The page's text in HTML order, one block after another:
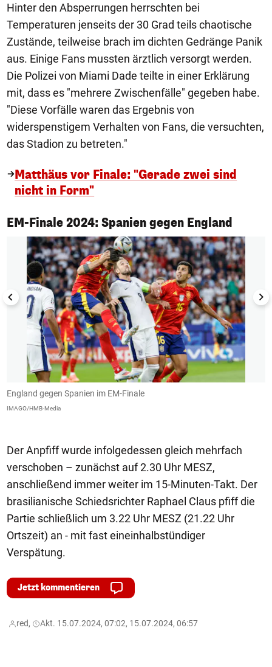
Hinter den Absperrungen herrschten bei
Temperaturen jenseits der 30 Grad teils chaotische
Zustände, teilweise brach im dichten Gedränge Panik
aus. Einige Fans mussten ärztlich versorgt werden.
Die Polizei von Miami Dade teilte in einer Erklärung
mit, dass es "mehrere Zwischenfälle" gegeben habe.
"Diese Vorfälle waren das Ergebnis von
widerspenstigem Verhalten von Fans, die versuchten,
das Stadion zu betreten."
Matthäus vor Finale: "Gerade zwei sind
nicht in Form"
EM-Finale 2024: Spanien gegen England
1/9
England gegen Spanien im EM-Finale
IMAGO/HMB-Media
Der Anpfiff wurde infolgedessen gleich mehrfach
verschoben – zunächst auf 2.30 Uhr MESZ,
anschließend immer weiter im 15-Minuten-Takt. Der
brasilianische Schiedsrichter Raphael Claus pfiff die
Partie schließlich um 3.22 Uhr MESZ (21.22 Uhr
Ortszeit) an - mit fast eineinhalbstündiger
Verspätung.
Jetzt kommentieren
red, Akt. 15.07.2024, 07:02, 15.07.2024, 06:57